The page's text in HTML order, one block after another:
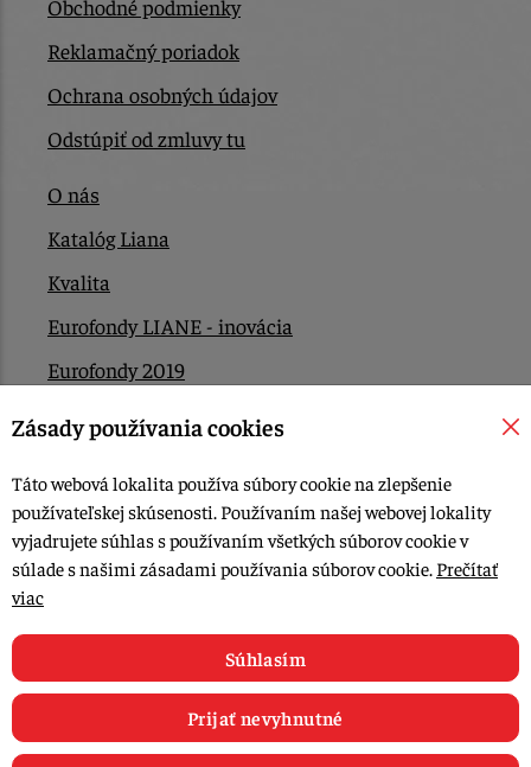
Obchodné podmienky
Reklamačný poriadok
Ochrana osobných údajov
Odstúpiť od zmluvy tu
O nás
Katalóg Liana
Kvalita
Eurofondy LIANE - inovácia
Eurofondy 2019
Eurofondy 2022/2023
Kontakt
© 2015-2026, LIANA GOLIAŠ s.r.o. všetky práva vyhradené.
Upraviť nastavenia Cookies
Zásady používania cookies
Táto webová lokalita používa súbory cookie na zlepšenie
používateľskej skúsenosti. Používaním našej webovej lokality
vyjadrujete súhlas s používaním všetkých súborov cookie v
súlade s našimi zásadami používania súborov cookie. Prečítať
viac
Súhlasím
Prijať nevyhnutné